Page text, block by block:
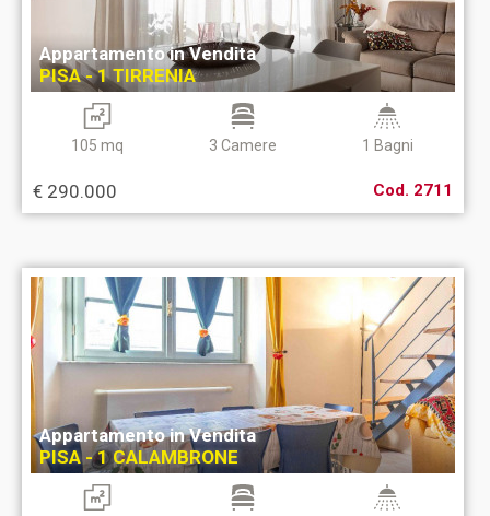
Appartamento in Vendita
PISA - 1 TIRRENIA
105 mq 3 Camere 1 Bagni
€ 290.000 Cod. 2711
Appartamento in Vendita
PISA - 1 CALAMBRONE